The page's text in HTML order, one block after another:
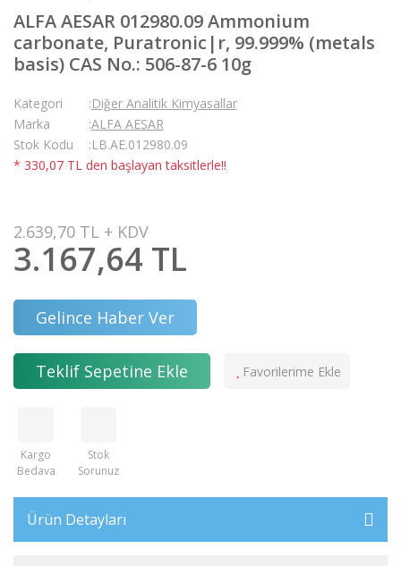
ALFA AESAR 012980.09 Ammonium
carbonate, Puratronic|r, 99.999% (metals
basis) CAS No.: 506-87-6 10g
Kategori
Diğer Analitik Kimyasallar
Marka
ALFA AESAR
Stok Kodu
LB.AE.012980.09
* 330,07 TL den başlayan taksitlerle!!
2.639,70 TL + KDV
3.167,64 TL
Gelince Haber Ver
Teklif Sepetine Ekle
Kargo
Bedava
Stok
Sorunuz
Ürün Detayları